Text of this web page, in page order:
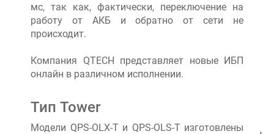
мс, так как, фактически, переключение на
работу от АКБ и обратно от сети не
происходит.
Компания QTECH представляет новые ИБП
онлайн в различном исполнении.
Тип Tower
Модели QPS-OLX-T и QPS-OLS-T изготовлены